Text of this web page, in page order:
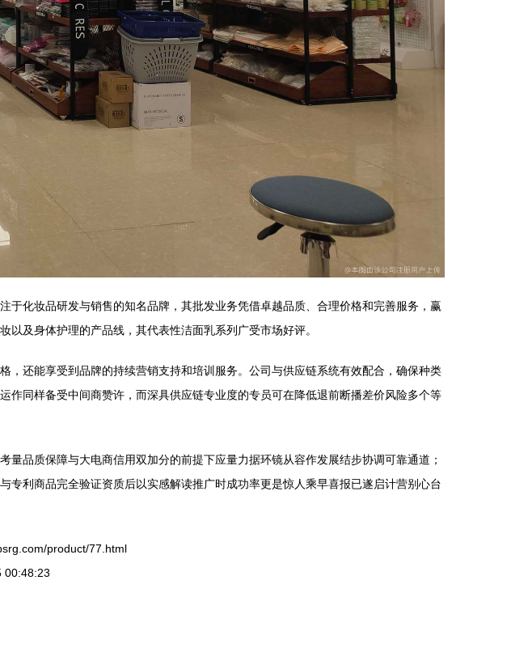
化妆品研发与销售的知名品牌，其批发业务凭借卓越品质、合理价格和完善服务，赢
及身体护理的产品线，其代表性洁面乳系列广受市场好评。
还能享受到品牌的持续营销支持和培训服务。公司与供应链系统有效配合，确保种类
同样备受中间商赞许，而深具供应链专业度的专员可在降低退前断播差价风险多个等
品质保障与大电商信用双加分的前提下应量力据环镜从容作发展结步协调可靠通道；
利商品完全验证资质后以实感解读推广时成功率更是惊人乘早喜报已遂启计营别心台
product/77.html
00:48:23